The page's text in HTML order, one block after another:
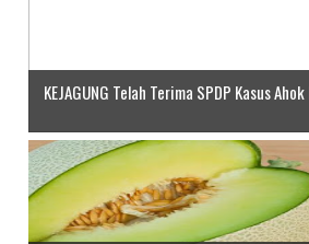
KEJAGUNG Telah Terima SPDP Kasus